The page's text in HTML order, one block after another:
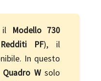
il
Modello 730
PF), il
In questo
Quadro Wsolo